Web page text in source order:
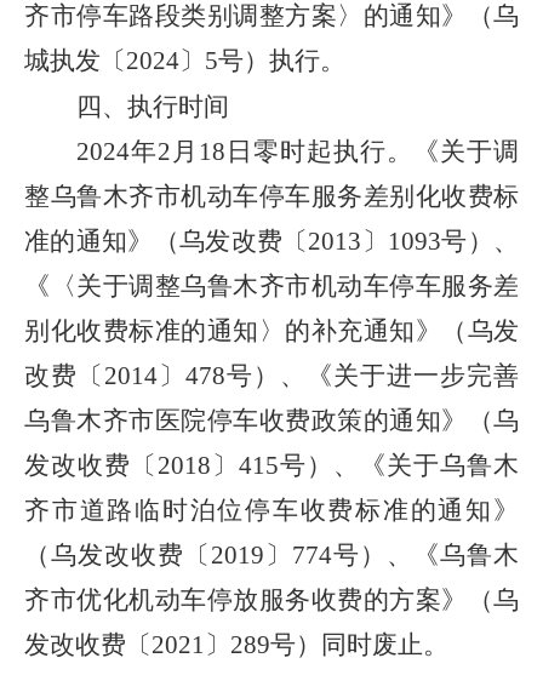
齐市停车路段类别调整方案〉的通知》（乌
城执发〔2024〕 5号）执行。
四、执行时间
2024年2 月 18 日零时起执行。《关于调
整乌鲁木齐市机动车停车服务差别化收费标
准的通知》（乌发改费〔2013 〕 1093号）、
《〈关于调整乌鲁木齐市机动车停车服务差
别化收费标准的通知〉的补充通知》（乌发
改费〔 2014〕 478号）、《关于进一步完善
乌鲁木齐市医院停车收费政策的通知》（乌
发改收费〔 2018 〕 415号）、《关于乌鲁木
齐市道路临时泊位停车收费标准的通知》
（乌发改收费〔 2019 〕 774号）、《乌鲁木
齐市优化机动车停放服务收费的方案》（乌
发改收费〔2021〕 289号）同时废止。